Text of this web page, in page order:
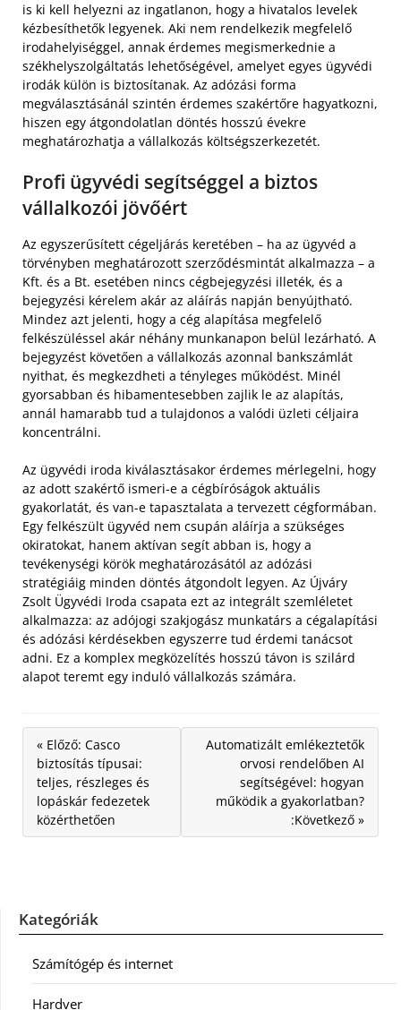
is ki kell helyezni az ingatlanon, hogy a hivatalos levelek
kézbesíthetők legyenek. Aki nem rendelkezik megfelelő
irodahelyiséggel, annak érdemes megismerkednie a
székhelyszolgáltatás lehetőségével, amelyet egyes ügyvédi
irodák külön is biztosítanak. Az adózási forma
megválasztásánál szintén érdemes szakértőre hagyatkozni,
hiszen egy átgondolatlan döntés hosszú évekre
meghatározhatja a vállalkozás költségszerkezetét.
Profi ügyvédi segítséggel a biztos
vállalkozói jövőért
Az egyszerűsített cégeljárás keretében – ha az ügyvéd a
törvényben meghatározott szerződésmintát alkalmazza – a
Kft. és a Bt. esetében nincs cégbejegyzési illeték, és a
bejegyzési kérelem akár az aláírás napján benyújtható.
Mindez azt jelenti, hogy a cég alapítása megfelelő
felkészüléssel akár néhány munkanapon belül lezárható. A
bejegyzést követően a vállalkozás azonnal bankszámlát
nyithat, és megkezdheti a tényleges működést. Minél
gyorsabban és hibamentesebben zajlik le az alapítás,
annál hamarabb tud a tulajdonos a valódi üzleti céljaira
koncentrálni.
Az ügyvédi iroda kiválasztásakor érdemes mérlegelni, hogy
az adott szakértő ismeri-e a cégbíróságok aktuális
gyakorlatát, és van-e tapasztalata a tervezett cégformában.
Egy felkészült ügyvéd nem csupán aláírja a szükséges
okiratokat, hanem aktívan segít abban is, hogy a
tevékenységi körök meghatározásától az adózási
stratégiáig minden döntés átgondolt legyen. Az Újváry
Zsolt Ügyvédi Iroda csapata ezt az integrált szemléletet
alkalmazza: az adójogi szakjogász munkatárs a cégalapítási
és adózási kérdésekben egyszerre tud érdemi tanácsot
adni. Ez a komplex megközelítés hosszú távon is szilárd
alapot teremt egy induló vállalkozás számára.
« Előző: Casco
biztosítás típusai:
teljes, részleges és
lopáskár fedezetek
közérthetően
Automatizált emlékeztetők
orvosi rendelőben AI
segítségével: hogyan
működik a gyakorlatban?
:Következő »
Kategóriák
Számítógép és internet
Hardver